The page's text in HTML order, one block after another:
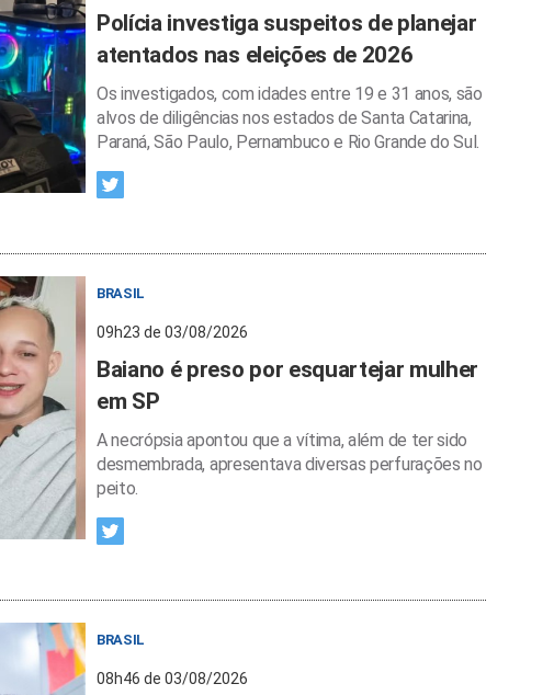
Polícia investiga suspeitos de planejar
atentados nas eleições de 2026
Os investigados, com idades entre 19 e 31 anos, são
alvos de diligências nos estados de Santa Catarina,
Paraná, São Paulo, Pernambuco e Rio Grande do Sul.
BRASIL
09h23 de 03/08/2026
Baiano é preso por esquartejar mulher
em SP
A necrópsia apontou que a vítima, além de ter sido
desmembrada, apresentava diversas perfurações no
peito.
BRASIL
08h46 de 03/08/2026